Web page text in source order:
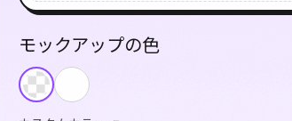
モックアップの色